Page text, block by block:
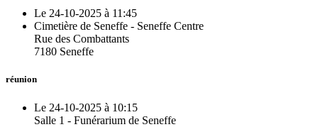
Le 24-10-2025 à 11:45
Cimetière de Seneffe - Seneffe Centre
Rue des Combattants
7180 Seneffe
réunion
Le 24-10-2025 à 10:15
Salle 1 - Funérarium de Seneffe